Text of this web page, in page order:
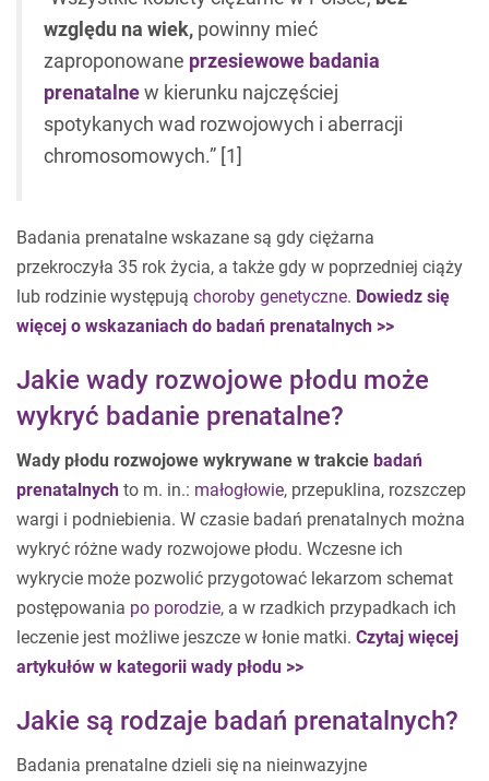
względu na wiek, powinny mieć
zaproponowane przesiewowe badania
prenatalne w kierunku najczęściej
spotykanych wad rozwojowych i aberracji
chromosomowych.” [1]
Badania prenatalne wskazane są gdy ciężarna
przekroczyła 35 rok życia, a także gdy w poprzedniej ciąży
lub rodzinie występują choroby genetyczne. Dowiedz się
więcej o wskazaniach do badań prenatalnych >>
Jakie wady rozwojowe płodu może
wykryć badanie prenatalne?
Wady płodu rozwojowe wykrywane w trakcie badań
prenatalnych to m. in.: małogłowie, przepuklina, rozszczep
wargi i podniebienia. W czasie badań prenatalnych można
wykryć różne wady rozwojowe płodu. Wczesne ich
wykrycie może pozwolić przygotować lekarzom schemat
postępowania po porodzie, a w rzadkich przypadkach ich
leczenie jest możliwe jeszcze w łonie matki. Czytaj więcej
artykułów w kategorii wady płodu >>
Jakie są rodzaje badań prenatalnych?
Badania prenatalne dzieli się na nieinwazyjne